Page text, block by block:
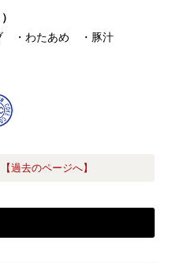
・わたあめ ・豚汁
【過去のページへ】